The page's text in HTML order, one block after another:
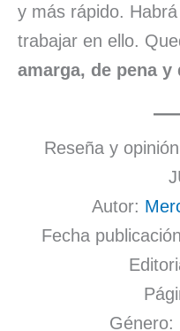
y más rápido.
trabajar en ello.
amarga, de pena y
Reseña y
Autor:
Fecha
Género: